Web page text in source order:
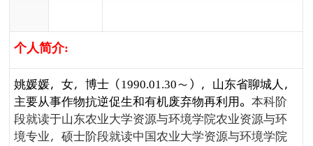
个人简介:
姚媛媛，女，博士（ 1990.01.30～），山东省聊城人，
主要从事作物抗逆促生和有机废弃物再利用。本科阶
段就读于山东农业大学资源与环境学院农业资源与环
境专业，硕士阶段就读中国农业大学资源与环境学院